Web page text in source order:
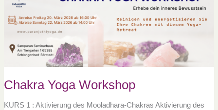
Chakra Yoga Workshop
KURS 1 : Aktivierung des Mooladhara-Chakras Aktivierung des
Workshop